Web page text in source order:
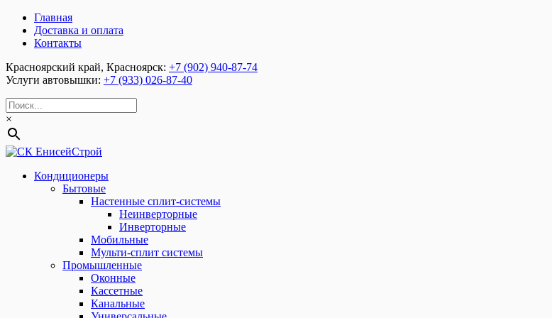
Главная
Доставка и оплата
Контакты
Красноярский край, Красноярск: +7 (902) 940-87-74
Услуги автовышки: +7 (933) 026-87-40
×
Кондиционеры
Бытовые
Настенные сплит-системы
Неинверторные
Инверторные
Мобильные
Мульти-сплит системы
Промышленные
Оконные
Кассетные
Канальные